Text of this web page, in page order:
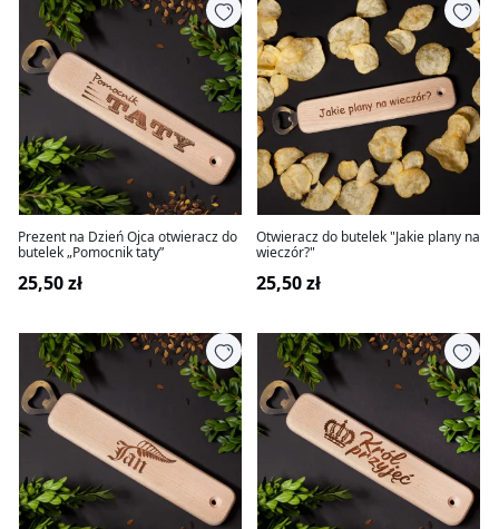
Prezent na Dzień Ojca otwieracz do
butelek „Pomocnik taty”
25,50 zł
Otwieracz do butelek "Jakie plany na
wieczór?"
25,50 zł